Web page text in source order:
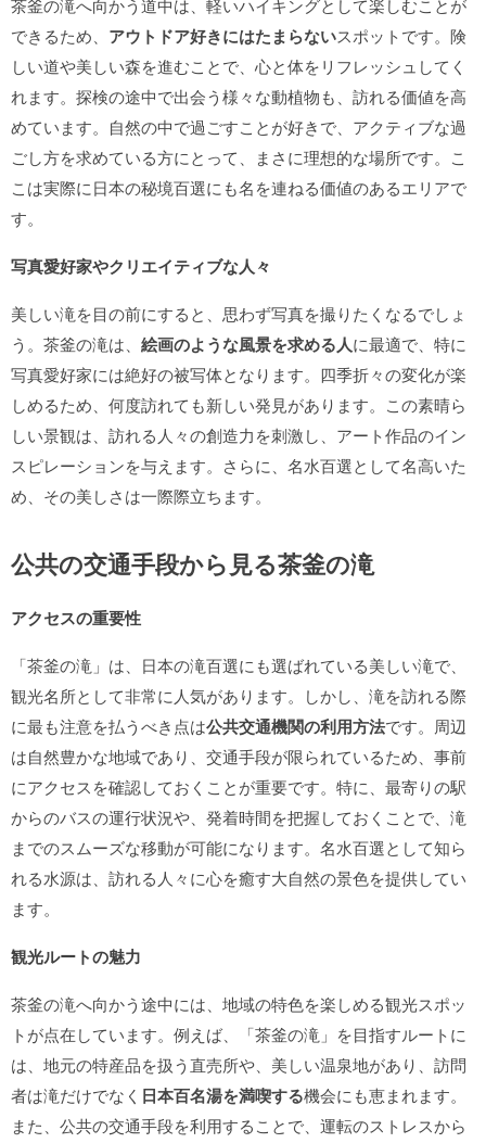
茶釜の滝へ向かう道中は、軽いハイキングとして楽しむことが
できるため、 アウトドア好きにはたまらないスポットです。険
しい道や美しい森を進むことで、心と体をリフレッシュしてく
れます。探検の途中で出会う様々な動植物も、訪れる価値を高
めています。自然の中で過ごすことが好きで、アクティブな過
ごし方を求めている方にとって、まさに理想的な場所です。こ
こは実際に日本の秘境百選にも名を連ねる価値のあるエリアで
す。
写真愛好家やクリエイティブな人々
美しい滝を目の前にすると、思わず写真を撮りたくなるでしょ
う。茶釜の滝は、 絵画のような風景を求める人に最適で、特に
写真愛好家には絶好の被写体となります。四季折々の変化が楽
しめるため、何度訪れても新しい発見があります。この素晴ら
しい景観は、訪れる人々の創造力を刺激し、アート作品のイン
スピレーションを与えます。さらに、名水百選として名高いた
め、その美しさは一際際立ちます。
公共の交通手段から見る茶釜の滝
アクセスの重要性
「茶釜の滝」は、日本の滝百選にも選ばれている美しい滝で、
観光名所として非常に人気があります。しかし、滝を訪れる際
に最も注意を払うべき点は公共交通機関の利用方法です。周辺
は自然豊かな地域であり、交通手段が限られているため、事前
にアクセスを確認しておくことが重要です。特に、最寄りの駅
からのバスの運行状況や、発着時間を把握しておくことで、滝
までのスムーズな移動が可能になります。名水百選として知ら
れる水源は、訪れる人々に心を癒す大自然の景色を提供してい
ます。
観光ルートの魅力
茶釜の滝へ向かう途中には、地域の特色を楽しめる観光スポッ
トが点在しています。例えば、「茶釜の滝」を目指すルートに
は、地元の特産品を扱う直売所や、美しい温泉地があり、訪問
者は滝だけでなく 日本百名湯を満喫する機会にも恵まれます。
また、公共の交通手段を利用することで、運転のストレスから